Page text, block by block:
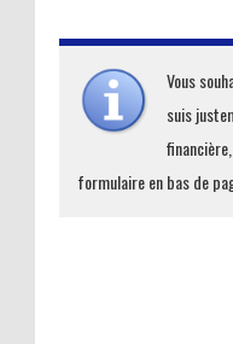
Vous
suis
formulaire en bas de